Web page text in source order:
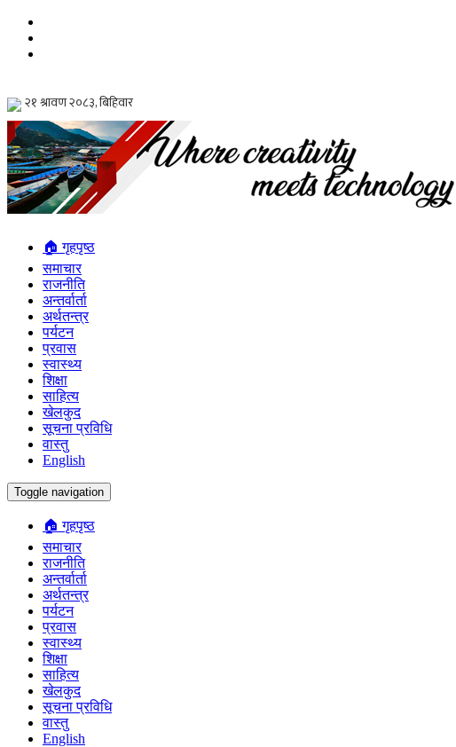
🏠 गृहपृष्ठ
समाचार
राजनीति
अन्तर्वार्ता
अर्थतन्त्र
पर्यटन
प्रवास
स्वास्थ्य
शिक्षा
साहित्य
खेलकुद
सूचना प्रविधि
वास्तु
English
Toggle navigation
🏠 गृहपृष्ठ
समाचार
राजनीति
अन्तर्वार्ता
अर्थतन्त्र
पर्यटन
प्रवास
स्वास्थ्य
शिक्षा
साहित्य
खेलकुद
सूचना प्रविधि
वास्तु
English